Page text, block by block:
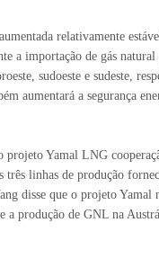
relativamente
a importação de gás
sudoeste e sudeste,
aumentará a segurança
Yamal LNG
linhas de produção
disse que o projeto
a produção de GNL na